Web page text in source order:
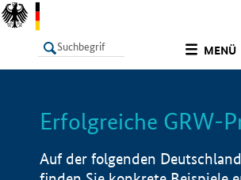
MENÜ
LISTE
Erfolgreiche GRW-
Auf der folgenden